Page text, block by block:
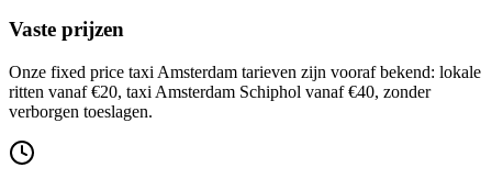
Vaste prijzen
Onze fixed price taxi Amsterdam tarieven zijn vooraf bekend: lokale
ritten vanaf €20, taxi Amsterdam Schiphol vanaf €40, zonder
verborgen toeslagen.